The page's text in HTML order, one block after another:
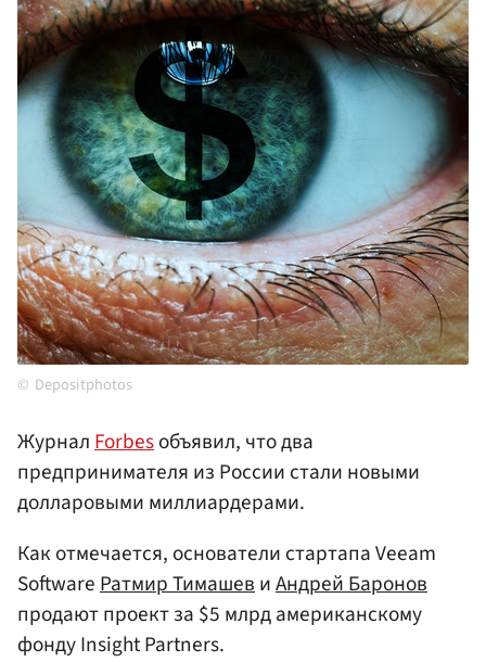
Depositphotos
ЖурналForbesобъявил, что два
предпринимателя из России стали новыми
долларовыми миллиардерами.
Как отмечается, основатели стартапа Veeam
SoftwareРатмир ТимашевиАндрей Баронов
продают проект за $5 млрд американскому
фонду Insight Partners.